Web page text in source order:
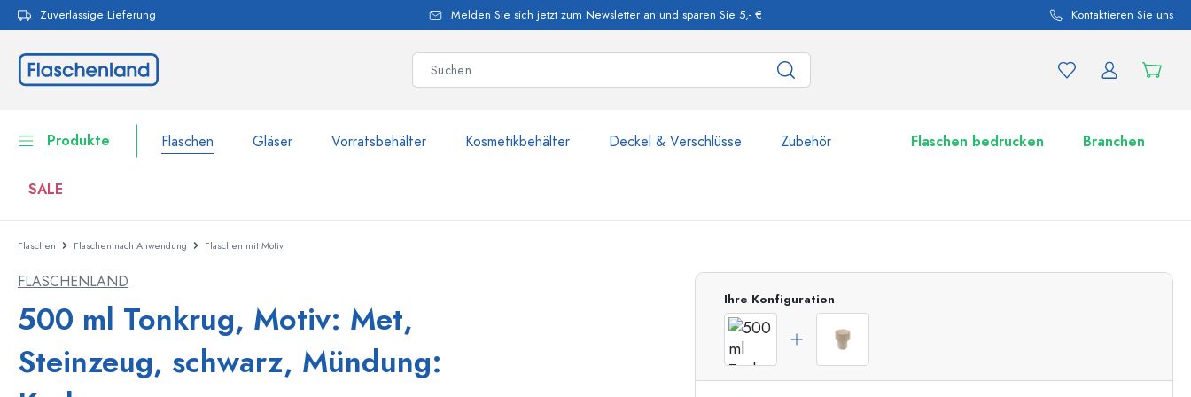
Zur Hauptnavigation springen
Zuverlässige Lieferung Melden Sie sich jetzt zum Newsletter an und sparen Sie 5,- € Kontaktieren Sie uns
Produkte Flaschen Gläser Vorratsbehälter Kosmetikbehälter Deckel & Verschlüsse Zubehör Flaschen bedrucken Branchen
SALE
Flaschen
Vorratsbehälter
Geschirr
Zur Kategorie Flaschen
WECK-Flaschen
Flaschen nach Volumen
Zu den Gläsern
Flaschen Flaschen nach Anwendung Flaschen mit Motiv
FLASCHENLAND
500 ml Tonkrug, Motiv: Met,
Steinzeug, schwarz, Mündung:
Ihre Konfiguration